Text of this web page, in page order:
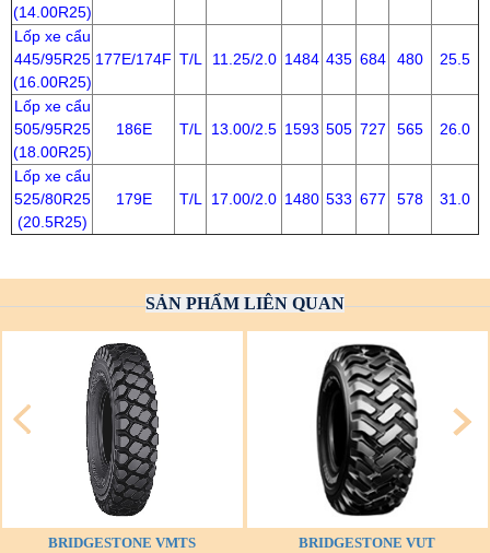
(14.00R25)
Lốp xe cẩu
445/95R25
(16.00R25)
177E/174F T/L 11.25/2.0 1484 435 684 480 25.5
Lốp xe cẩu
505/95R25
(18.00R25)
186E T/L 13.00/2.5 1593 505 727 565 26.0
Lốp xe cẩu
525/80R25
(20.5R25)
179E T/L 17.00/2.0 1480 533 677 578 31.0
SẢN PHẨM LIÊN QUAN
BRIDGESTONE VMTS BRIDGESTONE VUT